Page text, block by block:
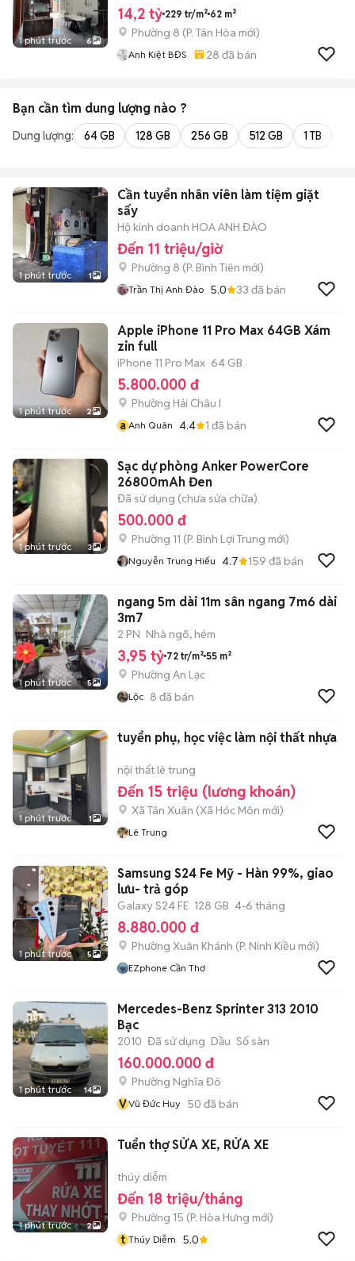
1 phút trước 6
14,2 tỷ 229 tr/m² 62 m²
Phường 8 (P. Tân Hòa mới)
Anh Kiệt BĐS 28 đã bán
Bạn cần tìm dung lượng nào ?
Dung lượng: 64 GB 128 GB 256 GB 512 GB 1 TB
1 phút trước 1
Cần tuyển nhân viên làm tiệm giặt
sấy
Hộ kinh doanh HOA ANH ĐÀO
Đến 11 triệu/giờ
Phường 8 (P. Bình Tiên mới)
Trần Thị Anh Đào 5.0 33 đã bán
1 phút trước 2
Apple iPhone 11 Pro Max 64GB Xám
zin full
iPhone 11 Pro Max 64 GB
5.800.000 đ
Phường Hải Châu I
a Anh Quân 4.4 1 đã bán
1 phút trước 3
Sạc dự phòng Anker PowerCore
26800mAh Đen
Đã sử dụng (chưa sửa chữa)
500.000 đ
Phường 11 (P. Bình Lợi Trung mới)
Nguyễn Trung Hiếu 4.7 159 đã bán
1 phút trước 5
ngang 5m dài 11m sân ngang 7m6 dài
3m7
2 PN Nhà ngõ, hẻm
3,95 tỷ 72 tr/m² 55 m²
Phường An Lạc
Lộc 8 đã bán
1 phút trước 1
tuyển phụ, học việc làm nội thất nhựa
nội thất lê trung
Đến 15 triệu (lương khoán)
Xã Tân Xuân (Xã Hóc Môn mới)
Lê Trung
1 phút trước 5
Samsung S24 Fe Mỹ - Hàn 99%, giao
lưu- trả góp
Galaxy S24 FE 128 GB 4-6 tháng
8.880.000 đ
Phường Xuân Khánh (P. Ninh Kiều mới)
EZphone Cần Thơ
1 phút trước 14
Mercedes-Benz Sprinter 313 2010
Bạc
2010 Đã sử dụng Dầu Số sàn
160.000.000 đ
Phường Nghĩa Đô
VVũ Đức Huy 50 đã bán
1 phút trước 2
Tuển thợ SỬA XE, RỬA XE
thúy diễm
Đến 18 triệu/tháng
Phường 15 (P. Hòa Hưng mới)
t Thúy Diễm 5.0